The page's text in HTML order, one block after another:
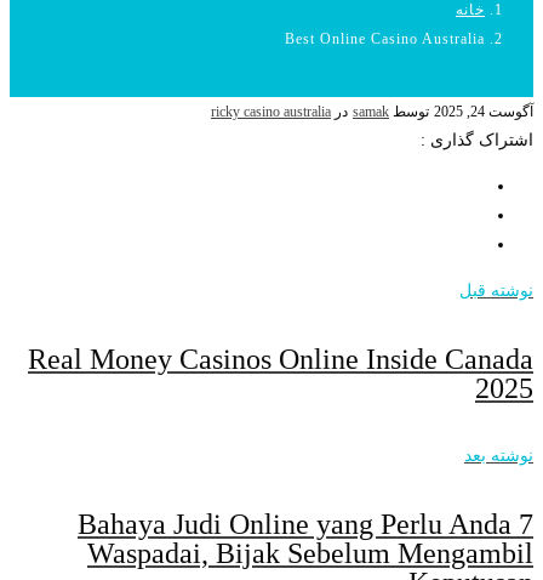
خانه
Best Online Casino Australia
آگوست 24, 2025 توسط samak در ricky casino australia
اشتراک گذاری :
نوشته قبل
Real Money Casinos Online Inside Canada
2025
نوشته بعد
7 Bahaya Judi Online yang Perlu Anda
Waspadai, Bijak Sebelum Mengambil